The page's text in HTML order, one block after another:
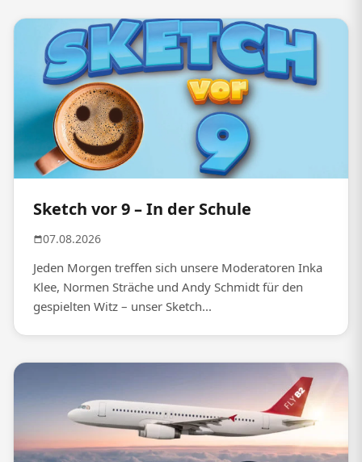
Sketch vor 9 – In der Schule
07.08.2026
Jeden Morgen treffen sich unsere Moderatoren Inka
Klee, Normen Sträche und Andy Schmidt für den
gespielten Witz – unser Sketch...